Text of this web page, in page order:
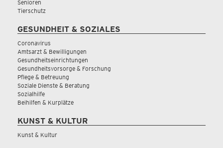
Senioren
Tierschutz
GESUNDHEIT & SOZIALES
Coronavirus
Amtsarzt & Bewilligungen
Gesundheitseinrichtungen
Gesundheitsvorsorge & Forschung
Pflege & Betreuung
Soziale Dienste & Beratung
Sozialhilfe
Beihilfen & Kurplätze
KUNST & KULTUR
Kunst & Kultur